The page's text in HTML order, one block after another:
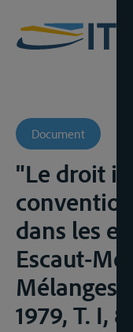
Document
"Le droit
dans les
Escaut-
Mélanges
1979, T. I,